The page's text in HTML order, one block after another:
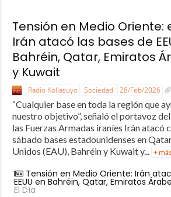
Tensión en Medio Oriente:
Irán atacó las bases de
Bahréin, Qatar, Emiratos
y Kuwait
Radio Kollasuyo Sociedad 28/Feb/2026
“Cualquier base en toda la región que
nuestro objetivo”, señaló el portavoz
las Fuerzas Armadas iraníes Irán atacó
sábado bases estadounidenses en
Unidos (EAU), Bahréin y Kuwait y... + más
Tensión en Medio Oriente: Irán
EEUU en Bahréin, Qatar, Emiratos
El Día